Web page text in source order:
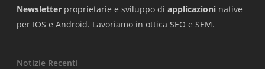
Newsletter proprietarie e sviluppo di applicazioni native
per IOS e Android. Lavoriamo in ottica SEO e SEM.
Notizie Recenti